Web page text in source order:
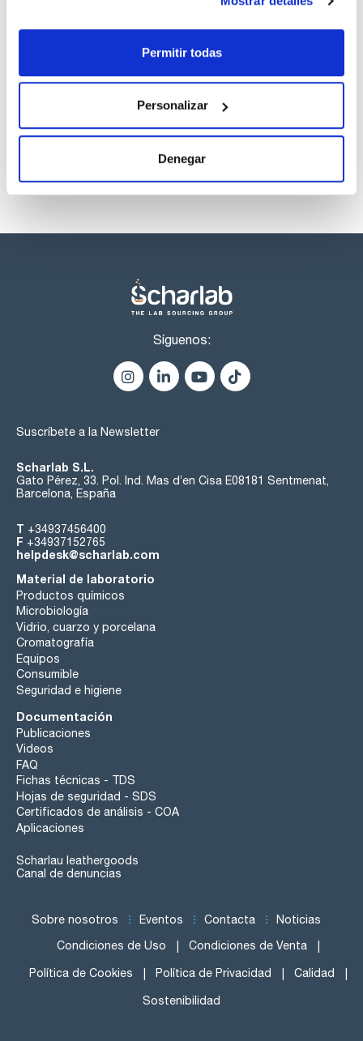
Permitir todas
Personalizar
Denegar
Ampoule
Envase
x1mL
Disponibilidad
Síguenos:
Suscríbete a la Newsletter
Scharlab S.L.
Gato Pérez, 33. Pol. Ind. Mas d’en Cisa E08181 Sentmenat,
Barcelona, España
T +34937456400
F +34937152765
helpdesk@scharlab.com
Material de laboratorio
Productos químicos
Microbiología
Vidrio, cuarzo y porcelana
Cromatografía
Equipos
Consumible
Seguridad e higiene
Documentación
Publicaciones
Videos
FAQ
Fichas técnicas - TDS
Hojas de seguridad - SDS
Certificados de análisis - COA
Aplicaciones
Scharlau leathergoods
Canal de denuncias
Sobre nosotros Eventos Contacta Noticias
Condiciones de Uso Condiciones de Venta
Política de Cookies Política de Privacidad Calidad
Sostenibilidad